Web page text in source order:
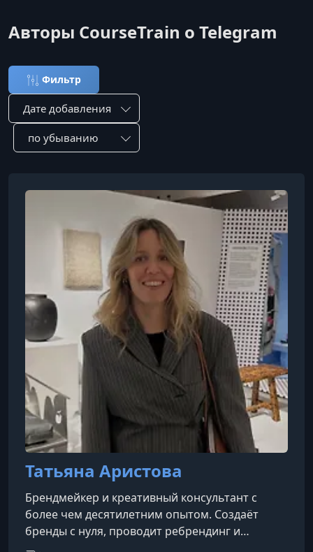
Авторы CourseTrain о Telegram
Фильтр
Сортировка по:
Сотировать по:
Татьяна Аристова
Брендмейкер и креативный консультант с
более чем десятилетним опытом. Создаёт
бренды с нуля, проводит ребрендинг и
консультирует по концепции, сочетая